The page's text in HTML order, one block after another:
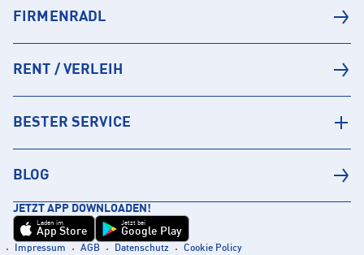
FIRMENRADL
RENT / VERLEIH
BESTER SERVICE
BLOG
JETZT APP DOWNLOADEN!
Laden im
App Store
Jetzt bei
Google Play
Impressum AGB Datenschutz
Cookie Policy